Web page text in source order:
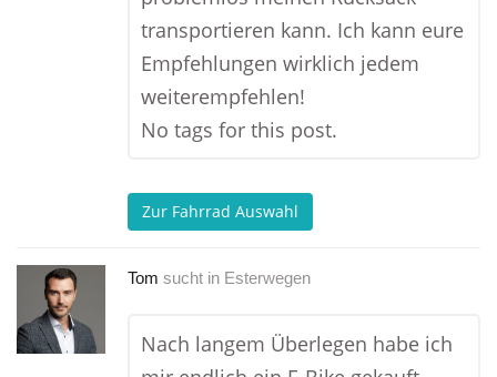
transportieren kann. Ich kann eure
Empfehlungen wirklich jedem
weiterempfehlen!
No tags for this post.
Zur Fahrrad Auswahl
Tom sucht in Esterwegen
Nach langem Überlegen habe ich